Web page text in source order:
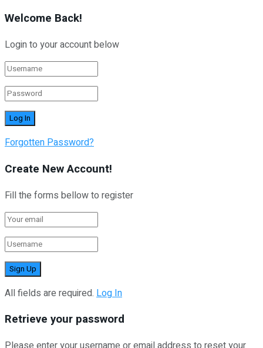
Welcome Back!
Login to your account below
Forgotten Password?
Create New Account!
Fill the forms bellow to register
All fields are required. Log In
Retrieve your password